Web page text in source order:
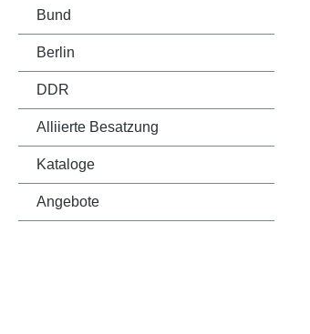
Bund
Berlin
DDR
Alliierte Besatzung
Kataloge
Angebote